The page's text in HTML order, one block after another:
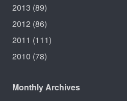
2013 (89)
2012 (86)
2011 (111)
2010 (78)
Monthly Archives